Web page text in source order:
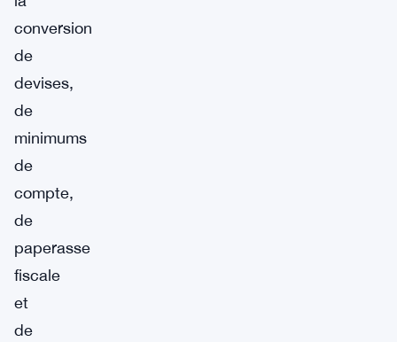
conversion
de
devises,
de
minimums
de
compte,
de
paperasse
fiscale
et
de